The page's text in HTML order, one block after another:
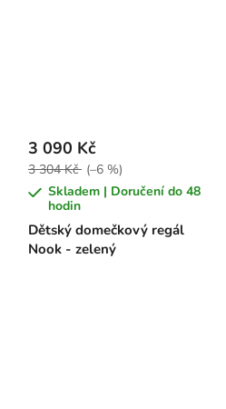
Dětský domečkový regál
Nook - zelený
3 090 Kč
3 304 Kč (–6 %)
Skladem | Doručení do 48
hodin